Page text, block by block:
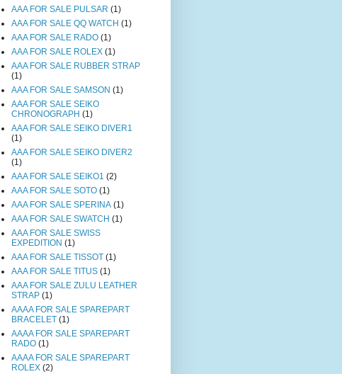
AAA FOR SALE PULSAR (1)
AAA FOR SALE QQ WATCH (1)
AAA FOR SALE RADO (1)
AAA FOR SALE ROLEX (1)
AAA FOR SALE RUBBER STRAP
(1)
AAA FOR SALE SAMSON (1)
AAA FOR SALE SEIKO
CHRONOGRAPH (1)
AAA FOR SALE SEIKO DIVER1
(1)
AAA FOR SALE SEIKO DIVER2
(1)
AAA FOR SALE SEIKO1 (2)
AAA FOR SALE SOTO (1)
AAA FOR SALE SPERINA (1)
AAA FOR SALE SWATCH (1)
AAA FOR SALE SWISS
EXPEDITION (1)
AAA FOR SALE TISSOT (1)
AAA FOR SALE TITUS (1)
AAA FOR SALE ZULU LEATHER
STRAP (1)
AAAA FOR SALE SPAREPART
BRACELET (1)
AAAA FOR SALE SPAREPART
RADO (1)
AAAA FOR SALE SPAREPART
ROLEX (2)